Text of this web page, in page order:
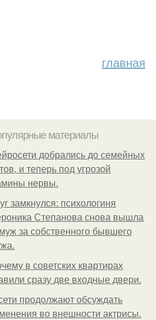
главная
материалы
добрались до семейных
и теперь под угрозой
нервы.
замкнулся: психологиня
Степанова снова вышла
за собственного бывшего
в советских квартирах
сразу две входные двери.
продолжают обсуждать
во внешности актрисы.